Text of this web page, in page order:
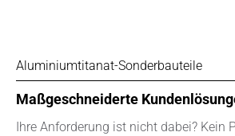
Aluminiumtitanat-Sonderbauteile
Maßgeschneiderte
Ihre Anforderung ist nicht dabei? Kein